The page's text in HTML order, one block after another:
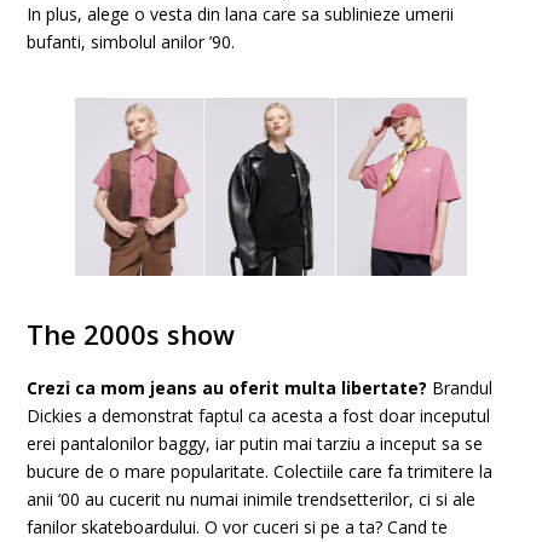
In plus, alege o vesta din lana care sa sublinieze umerii
bufanti, simbolul anilor ’90.
The 2000s show
Crezi ca mom jeans au oferit multa libertate? Brandul
Dickies a demonstrat faptul ca acesta a fost doar inceputul
erei pantalonilor baggy, iar putin mai tarziu a inceput sa se
bucure de o mare popularitate. Colectiile care fa trimitere la
anii ‘00 au cucerit nu numai inimile trendsetterilor, ci si ale
fanilor skateboardului. O vor cuceri si pe a ta? Cand te